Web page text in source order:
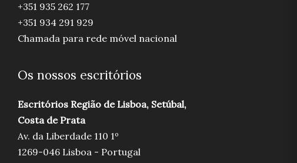
+351 935 262 177
+351 934 291 929
Chamada para rede móvel nacional
Os nossos escritórios
Escritórios Região de Lisboa, Setúbal,
Costa de Prata
Av. da Liberdade 110 1º
1269-046 Lisboa - Portugal